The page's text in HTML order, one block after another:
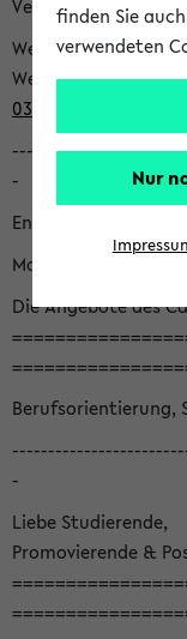
Verteiler 'Alle
Webansicht /
Webview <https://
0396/1007481/2/
-
English version below
Monatsnewsletter
Die Angebote des
Berufsorientierung,
-
Liebe Studierende,
Promovierende &
finden Sie
verwendeten
Nur